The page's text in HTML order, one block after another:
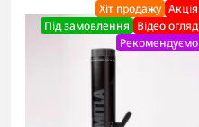
Хіт продажу Акцiя
Під замовлення Відео огляд
Рекомендуємо